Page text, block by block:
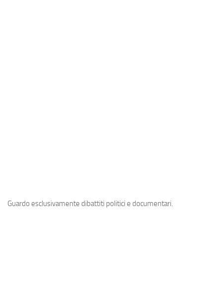
Guardo esclusivamente dibattiti politici e documentari.